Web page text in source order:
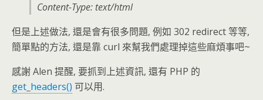
Content-Type: text/html
但是上述做法, 還是會有很多問題, 例如 302 redirect 等等,
簡單點的方法, 還是靠 curl 來幫我們處理掉這些麻煩事吧~
感謝 Alen 提醒, 要抓到上述資訊, 還有 PHP 的
get_headers() 可以用.